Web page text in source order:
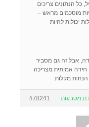
כל הנתונים צריכים
מוסכמים מראש –
יכולות להיות
אבל זה גם מסביר
אמיתית מצריכה
מקלות.
מטבעות #78241